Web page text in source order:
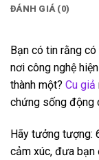
ĐÁNH GIÁ (0)
Bạn có tin rằng
nơi công nghệ
thành một? Cu giả
chứng sống động
Hãy tưởng tượng:
cảm xúc, đưa bạn